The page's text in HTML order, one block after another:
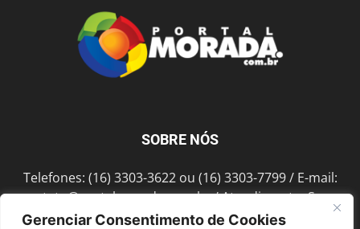
Gerenciar Consentimento de Cookies
SOBRE NÓS
Telefones: (16) 3303-3622 ou (16) 3303-7799 / E-mail:
contato@portalmorada.com.br/ Atendimento: Seg a
Sex das 8h às 18h / Endereço: Av. Bento de Abreu, 889